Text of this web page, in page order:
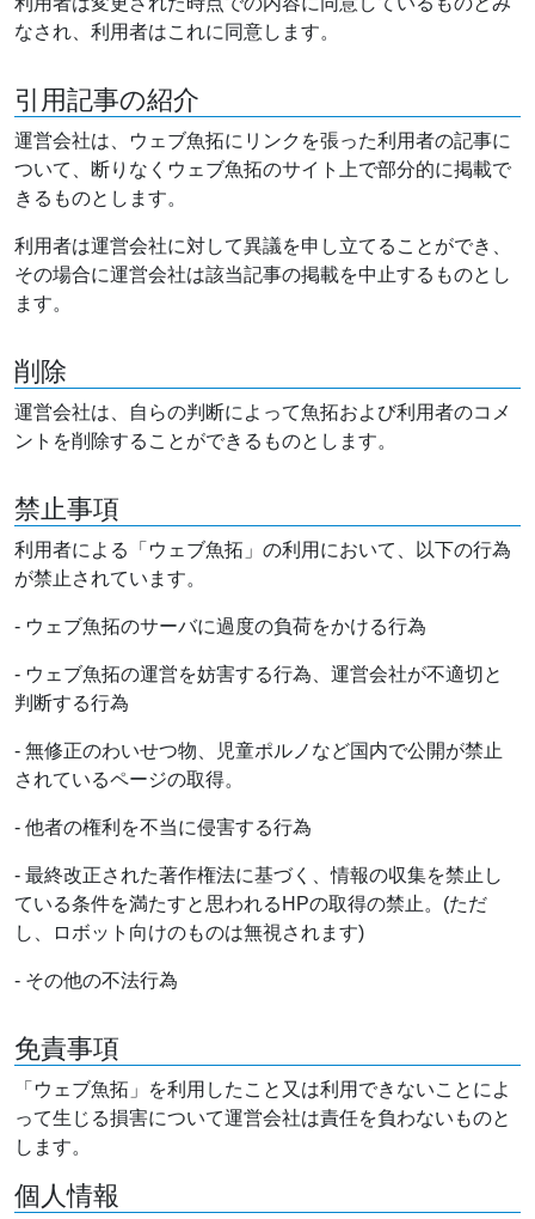
なされ、利用者はこれに同意します。
引用記事の紹介
運営会社は、ウェブ魚拓にリンクを張った利用者の記事に
ついて、断りなくウェブ魚拓のサイト上で部分的に掲載で
きるものとします。
利用者は運営会社に対して異議を申し立てることができ、
その場合に運営会社は該当記事の掲載を中止するものとし
ます。
削除
運営会社は、自らの判断によって魚拓および利用者のコメ
ントを削除することができるものとします。
禁止事項
利用者による「ウェブ魚拓」の利用において、以下の行為
が禁止されています。
- ウェブ魚拓のサーバに過度の負荷をかける行為
- ウェブ魚拓の運営を妨害する行為、運営会社が不適切と
判断する行為
- 無修正のわいせつ物、児童ポルノなど国内で公開が禁止
されているページの取得。
- 他者の権利を不当に侵害する行為
- 最終改正された著作権法に基づく、情報の収集を禁止し
ている条件を満たすと思われるHPの取得の禁止。(ただ
し、ロボット向けのものは無視されます)
- その他の不法行為
免責事項
「ウェブ魚拓」を利用したこと又は利用できないことによ
って生じる損害について運営会社は責任を負わないものと
します。
個人情報